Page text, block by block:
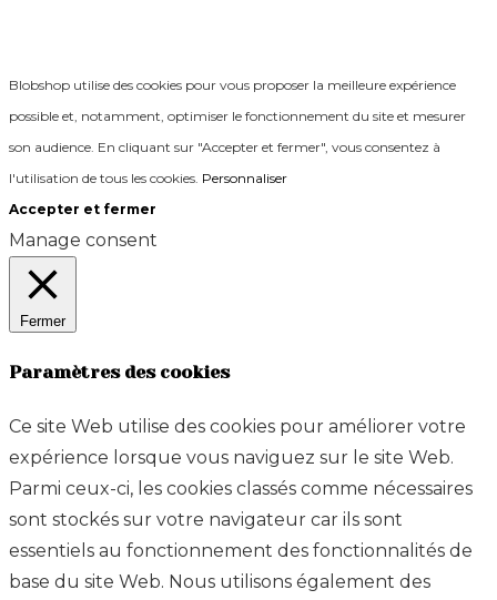
Blobshop utilise des cookies pour vous proposer la meilleure expérience
possible et, notamment, optimiser le fonctionnement du site et mesurer
son audience. En cliquant sur "Accepter et fermer", vous consentez à
l'utilisation de tous les cookies. Personnaliser
Accepter et fermer
Manage consent
Fermer
Paramètres des cookies
Ce site Web utilise des cookies pour améliorer votre
expérience lorsque vous naviguez sur le site Web.
Parmi ceux-ci, les cookies classés comme nécessaires
sont stockés sur votre navigateur car ils sont
essentiels au fonctionnement des fonctionnalités de
base du site Web. Nous utilisons également des